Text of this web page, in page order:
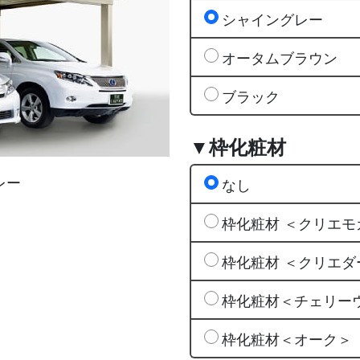
ー
シャイングレー
オータムブラウン
ブラック
▼枠化粧材
なし
枠化粧材 ＜クリエモ
枠化粧材 ＜クリエダ
枠化粧材＜チェリー
枠化粧材＜オーク＞